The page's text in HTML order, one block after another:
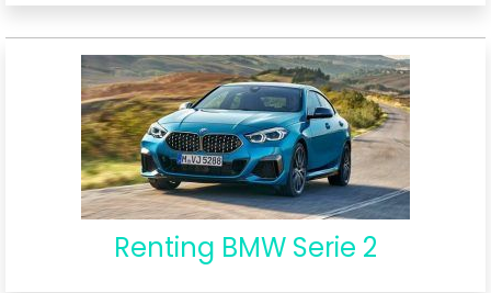
Renting BMW Serie 2